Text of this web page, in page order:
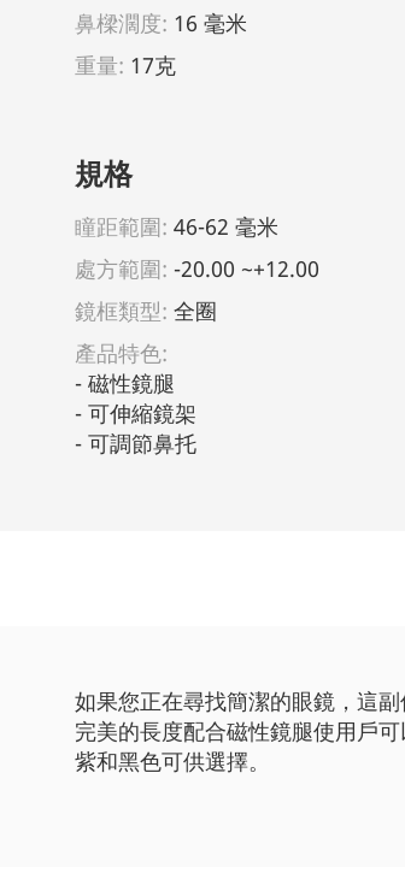
鼻樑濶度: 16 毫米
重量: 17克
規格
瞳距範圍: 46-62 毫米
處方範圍: -20.00 ~+12.00
鏡框類型: 全圈
產品特色:
- 磁性鏡腿
- 可伸縮鏡架
- 可調節鼻托
如果您正在尋找簡潔的眼鏡，這
完美的長度配合磁性鏡腿使用戶
紫和黑色可供選擇。